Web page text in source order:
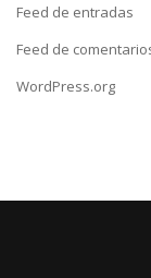
Feed de entradas
Feed de
WordPress.org